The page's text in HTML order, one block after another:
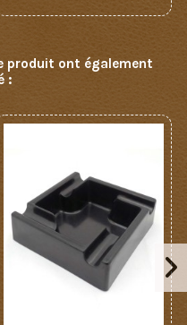
produit ont également
: